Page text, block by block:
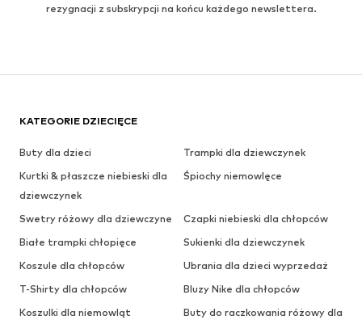
rezygnacji z subskrypcji na końcu każdego newslettera.
KATEGORIE DZIECIĘCE
Buty dla dzieci
Trampki dla dziewczynek
Kurtki & płaszcze niebieski dla
dziewczynek
Śpiochy niemowlęce
Swetry różowy dla dziewczyne
Czapki niebieski dla chłopców
Białe trampki chłopięce
Sukienki dla dziewczynek
Koszule dla chłopców
Ubrania dla dzieci wyprzedaż
T-Shirty dla chłopców
Bluzy Nike dla chłopców
Koszulki dla niemowląt
Buty do raczkowania różowy dla